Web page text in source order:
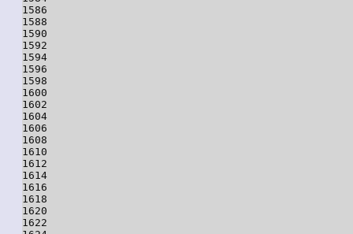
1586
1588
1590
1592
1594
1596
1598
1600
1602
1604
1606
1608
1610
1612
1614
1616
1618
1620
1622